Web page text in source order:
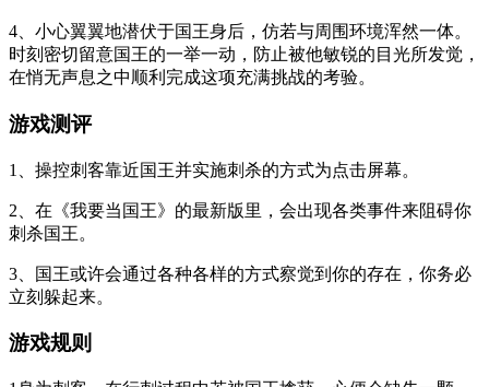
4、小心翼翼地潜伏于国王身后，仿若与周围环境浑然一体。
时刻密切留意国王的一举一动，防止被他敏锐的目光所发觉，
在悄无声息之中顺利完成这项充满挑战的考验。
游戏测评
1、操控刺客靠近国王并实施刺杀的方式为点击屏幕。
2、在《我要当国王》的最新版里，会出现各类事件来阻碍你
刺杀国王。
3、国王或许会通过各种各样的方式察觉到你的存在，你务必
立刻躲起来。
游戏规则